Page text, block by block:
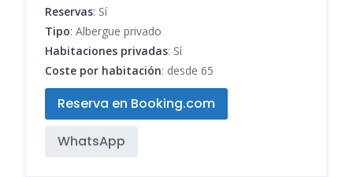
Reservas: Sí
Tipo: Albergue privado
Habitaciones privadas: Sí
Coste por habitación: desde 65
Reserva en Booking.com
WhatsApp